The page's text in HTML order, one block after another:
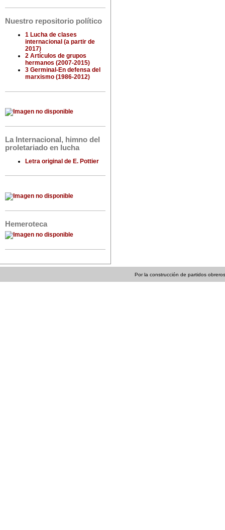
Nuestro repositorio político
1 Lucha de clases
internacional (a partir de
2017)
2 Artículos de grupos
hermanos (2007-2015)
3 Germinal-En defensa del
marxismo (1986-2012)
La Internacional, himno del
proletariado en lucha
Letra original de E. Pottier
Hemeroteca
Por la construcción de partidos